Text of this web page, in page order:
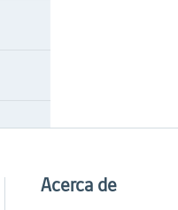
Acerca de